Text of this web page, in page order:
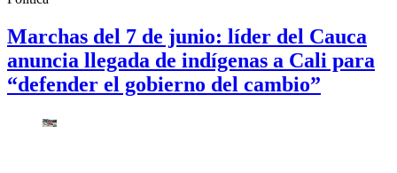
Marchas del 7 de junio: líder del Cauca
anuncia llegada de indígenas a Cali para
“defender el gobierno del cambio”